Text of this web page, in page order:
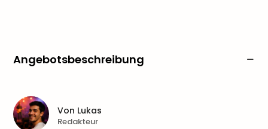
Angebotsbeschreibung
Von Lukas
Redakteur